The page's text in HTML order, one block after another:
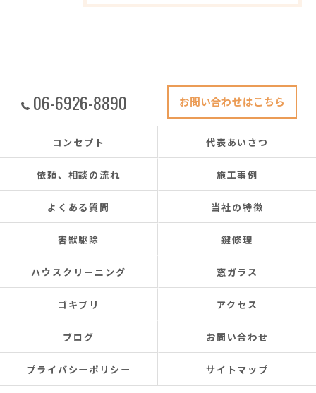
06-6926-8890 お問い合わせはこちら
コンセプト 代表あいさつ
依頼、相談の流れ 施工事例
よくある質問 当社の特徴
害獣駆除 鍵修理
ハウスクリーニング 窓ガラス
ゴキブリ アクセス
ブログ お問い合わせ
プライバシーポリシー サイトマップ